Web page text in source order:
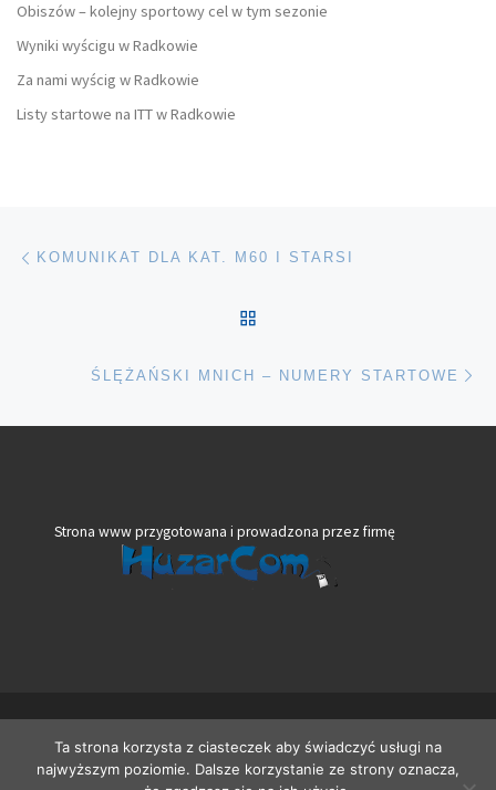
Obiszów – kolejny sportowy cel w tym sezonie
Wyniki wyścigu w Radkowie
Za nami wyścig w Radkowie
Listy startowe na ITT w Radkowie
Nawigacja wpisu
KOMUNIKAT DLA KAT. M60 I STARSI
ŚLĘŻAŃSKI MNICH – NUMERY STARTOWE
Strona www przygotowana i prowadzona przez firmę
Oparte naWP – Zaprojektowano z Motyw Customizr
Ta strona korzysta z ciasteczek aby świadczyć usługi na
najwyższym poziomie. Dalsze korzystanie ze strony oznacza,